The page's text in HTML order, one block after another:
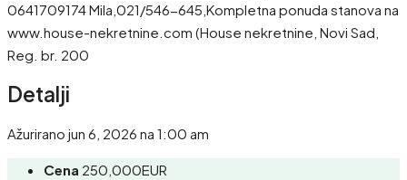
0641709174 Mila,021/546-645,Kompletna ponuda stanova na
www.house-nekretnine.com (House nekretnine, Novi Sad,
Reg. br. 200
Detalji
Ažurirano jun 6, 2026 na 1:00 am
Cena 250,000EUR